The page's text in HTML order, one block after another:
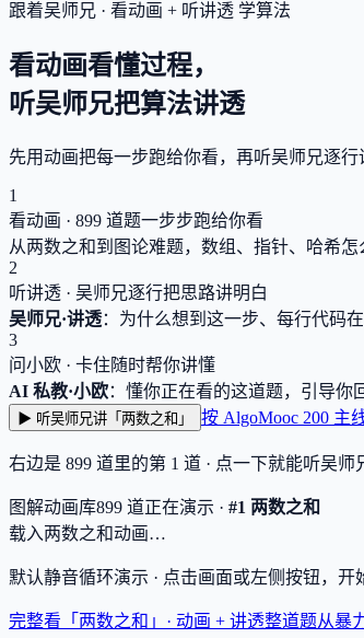
跟着吴师兄 · 看动画 + 听讲透 学算法
看动画看懂过程，
听吴师兄把算法讲透
先用动画把每一步跑给你看，再听吴师兄逐
1
看动画 · 899 道题一步步跑给你看
从两数之和到图论难题，数组、指针、哈希怎
2
听讲透 · 吴师兄逐行把思路讲明白
吴师兄·讲透：为什么想到这一步、每行代码
3
问小欧 · 卡住随时帮你讲懂
AI 私教·小欧：懂你正在看的这道题，引导你
▶ 听吴师兄讲「两数之和」 按 AlgoMooc 200 主
右边是 899 道里的第 1 道 · 点一下就能听吴师
图解动画库899 道正在演示 · #1 两数之和
载入两数之和动画…
默认静音循环演示 · 点击画面或左侧按钮，开
完整看「两数之和」· 动画 + 讲透整道题从暴